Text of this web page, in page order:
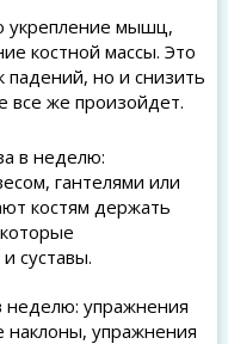
укрепление мышц,
костной массы. Это
падений, но и снизить
все же произойдет.
в неделю:
гантелями или
костям держать
суставы.
неделю: упражнения
наклоны, упражнения